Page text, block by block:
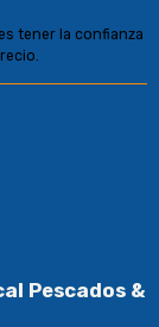
tener la confianza
Pescados &